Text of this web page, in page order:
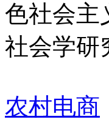
色社会主
社会学研
农村电商